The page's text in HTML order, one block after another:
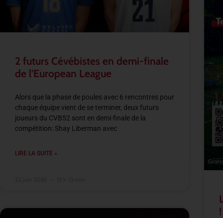
2 futurs Cévébistes en demi-finale
de l’European League
Alors que la phase de poules avec 6 rencontres pour
chaque équipe vient de se terminer, deux futurs
joueurs du CVB52 sont en demi-finale de la
compétition: Shay Liberman avec
LIRE LA SUITE »
!